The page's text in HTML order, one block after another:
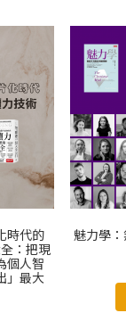
時代的
：把現
個人智
」最大
魅力學